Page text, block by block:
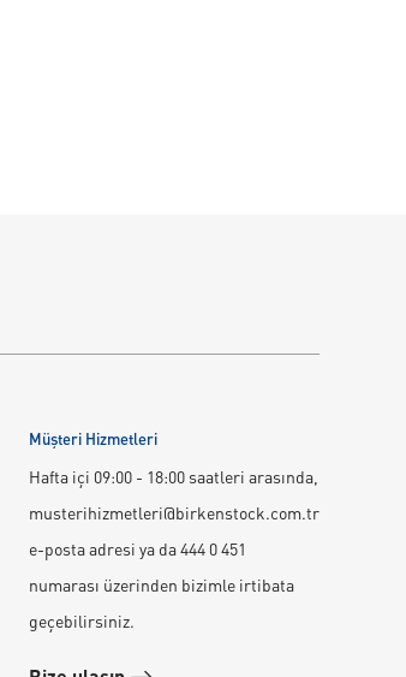
Müşteri Hizmetleri
Hafta içi 09:00 - 18:00 saatleri arasında,
musterihizmetleri@birkenstock.com.tr
e-posta adresi ya da 444 0 451
numarası üzerinden bizimle irtibata
geçebilirsiniz.